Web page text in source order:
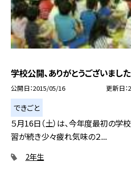
学校公開、ありがとうございまし
公開日 2015/05/16 更新日
できごと
５月16日（土）は、今年度最初の学
習が続き少々疲れ気味の２...
2年生